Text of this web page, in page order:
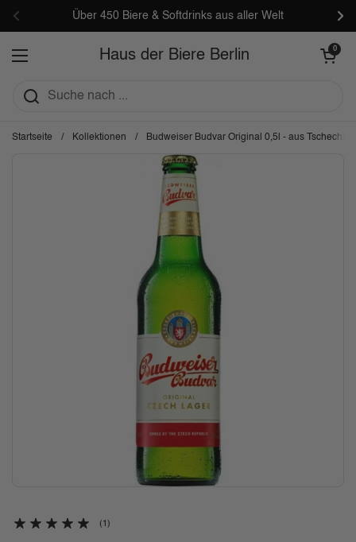
Zum Inhalt springen
Zurück
Über 450 Biere & Softdrinks aus aller Welt
Haus der Biere Berlin
Menü öffnen
Warenkorb
0
Startseite / Kollektionen / Budweiser Budvar Original 0,5l - aus
(1)